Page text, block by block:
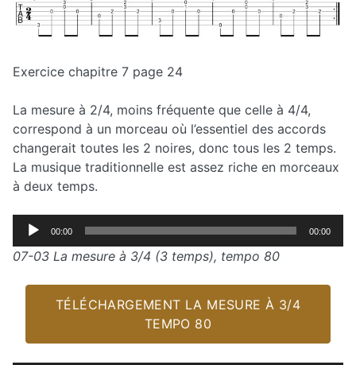
Exercice chapitre 7 page 24
La mesure à 2/4, moins fréquente que celle à 4/4,
correspond à un morceau où l’essentiel des accords
changerait toutes les 2 noires, donc tous les 2 temps.
La musique traditionnelle est assez riche en morceaux
à deux temps.
Lecteur
audio
00:00 00:00
07-03 La mesure à 3/4 (3 temps), tempo 80
TÉLÉCHARGEMENT LA MESURE À 3/4
TEMPO 80